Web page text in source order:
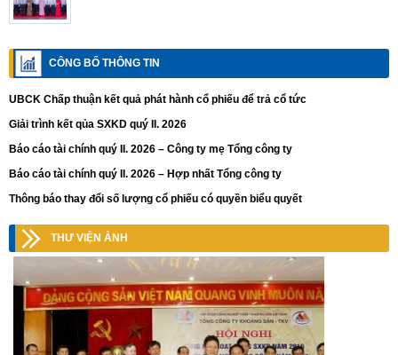
CÔNG BỐ THÔNG TIN
UBCK Chấp thuận kết quả phát hành cổ phiếu để trả cổ tức
Giải trình kết qủa SXKD quý II. 2026
Báo cáo tài chính quý II. 2026 – Công ty mẹ Tổng công ty
Báo cáo tài chính quý II. 2026 – Hợp nhất Tổng công ty
Thông báo thay đổi số lượng cổ phiếu có quyền biểu quyết
THƯ VIỆN ẢNH